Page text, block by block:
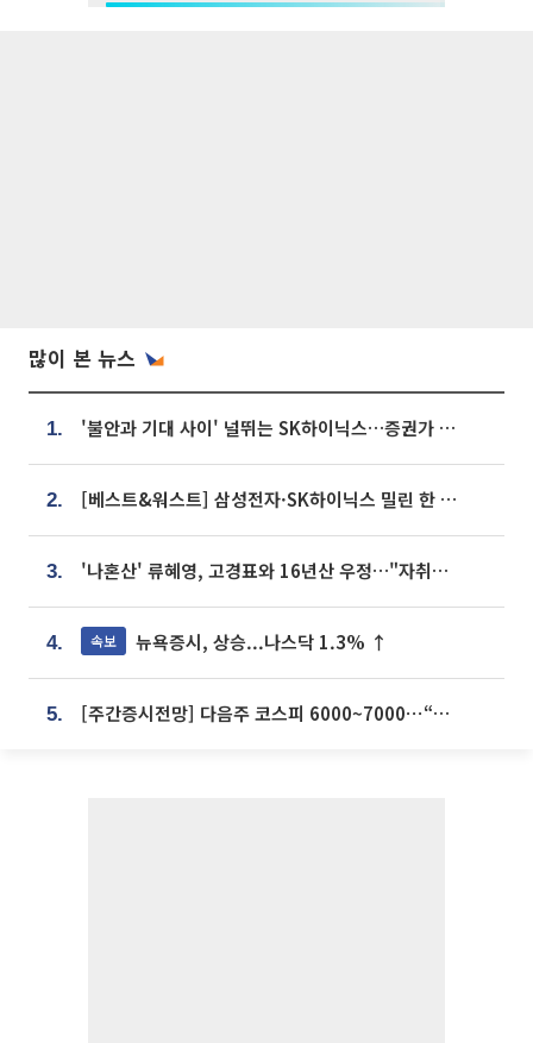
많이 본 뉴스
1. '불안과 기대 사이' 널뛰는 SK하이닉스…증권가 "HBM4·LTA 기반 펀터멘털 견고"
2. [베스트&워스트] 삼성전자·SK하이닉스 밀린 한 주…상상인증권은 85% 급등
3. '나혼산' 류혜영, 고경표와 16년산 우정…"자취방서 부모님과 마주쳐"
4. 속보 뉴욕증시, 상승...나스닥 1.3% ↑
5. [주간증시전망] 다음주 코스피 6000~7000⋯“外人 수급은 정책이 변수”